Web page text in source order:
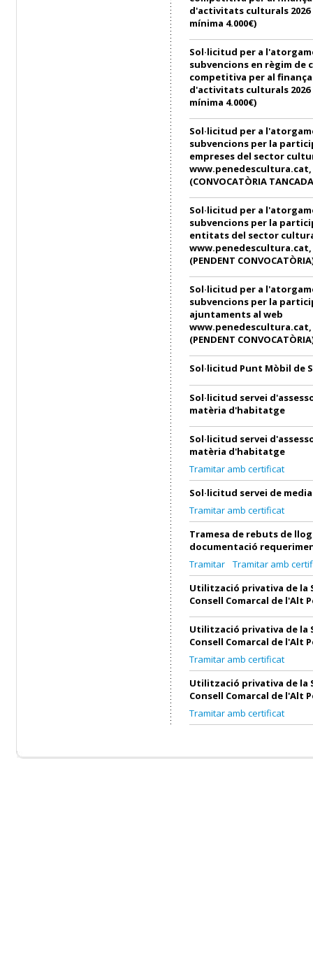
d'activitats culturals 2026
mínima 4.000€)
Sol·licitud per a
subvencions en règim de
competitiva per al
d'activitats culturals 2026
mínima 4.000€)
Sol·licitud per a
subvencions per la
empreses del sector
www.penedescultura.cat,
(CONVOCATÒRIA
Sol·licitud per a
subvencions per la
entitats del sector
www.penedescultura.cat,
(PENDENT
Sol·licitud per a
subvencions per la
ajuntaments al web
www.penedescultura.cat,
(PENDENT
Sol·licitud Punt Mòbil de
Sol·licitud servei
matèria d'habitatge
Sol·licitud servei
matèria d'habitatge
Tramitar amb certificat
Sol·licitud servei de
Tramitar amb certificat
Tramesa de rebuts de
documentació
Tramitar
Tramitar amb
Utilització privativa de la
Consell Comarcal de l'Alt
Utilització privativa de la
Consell Comarcal de l'Alt
Tramitar amb certificat
Utilització privativa de la
Consell Comarcal de l'Alt
Tramitar amb certificat